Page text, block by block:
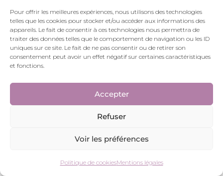
Pour offrir les meilleures expériences, nous utilisons des technologies
telles que les cookies pour stocker et/ou accéder aux informations des
appareils. Le fait de consentir à ces technologies nous permettra de
traiter des données telles que le comportement de navigation ou les ID
uniques sur ce site. Le fait de ne pas consentir ou de retirer son
consentement peut avoir un effet négatif sur certaines caractéristiques
et fonctions.
Accepter
Refuser
Voir les préférences
Politique de cookiesMentions légales
ROSALY